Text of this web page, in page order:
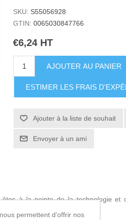
SKU: S55056928
GTIN: 0065030847766
€6,24 HT
AJOUTER AU PANIER
ESTIMER LES FRAIS
Ajouter à la liste de souhait
Envoyer à un ami
à la pointe de la technologie et
permettent d'offrir nos